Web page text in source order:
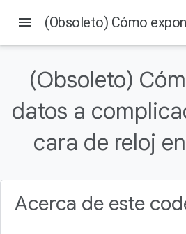
En esta página
Conceptos y configuración
menu
(Obsoleto)
datos a
cara de reloj
Acerca de este